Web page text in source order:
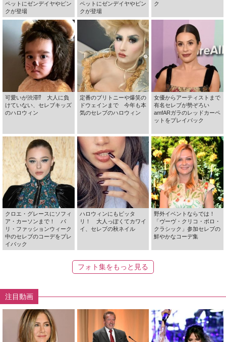
ペットにゼンデイヤやピン
クが登場
ペットにゼンデイヤやピン
クが登場
ク
可愛いが渋滞⁉ 大人に負
けていない、セレブキッズ
のハロウィン
定番のブリトニーや爆笑の
ドウェインまで 今年も本
気のセレブのハロウィン
女優からアーティストまで
有名セレブが勢ぞろい
amfARガラのレッドカーペ
ットをプレイバック
クロエ・グレースにソフィ
ア・カーソンまで！ パ
リ・ファッションウィーク
中のセレブのコーデをプレ
イバック
ハロウィンにもピッタ
リ！ 大人っぽくてカワイ
イ、セレブの秋ネイル
野外イベントならでは！
「ヴーヴ・クリコ・ポロ・
クラシック」参加セレブの
鮮やかなコーデ集
フォト集をもっと見る
注目動画